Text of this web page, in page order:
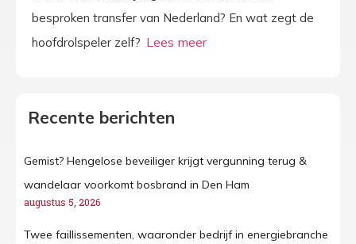
besproken transfer van Nederland? En wat zegt de
hoofdrolspeler zelf?
Recente berichten
Gemist? Hengelose beveiliger krijgt vergunning terug &
wandelaar voorkomt bosbrand in Den Ham
augustus 5, 2026
Twee faillissementen, waaronder bedrijf in energiebranche